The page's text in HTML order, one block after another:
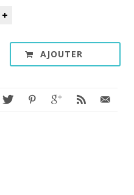
AJOUTER